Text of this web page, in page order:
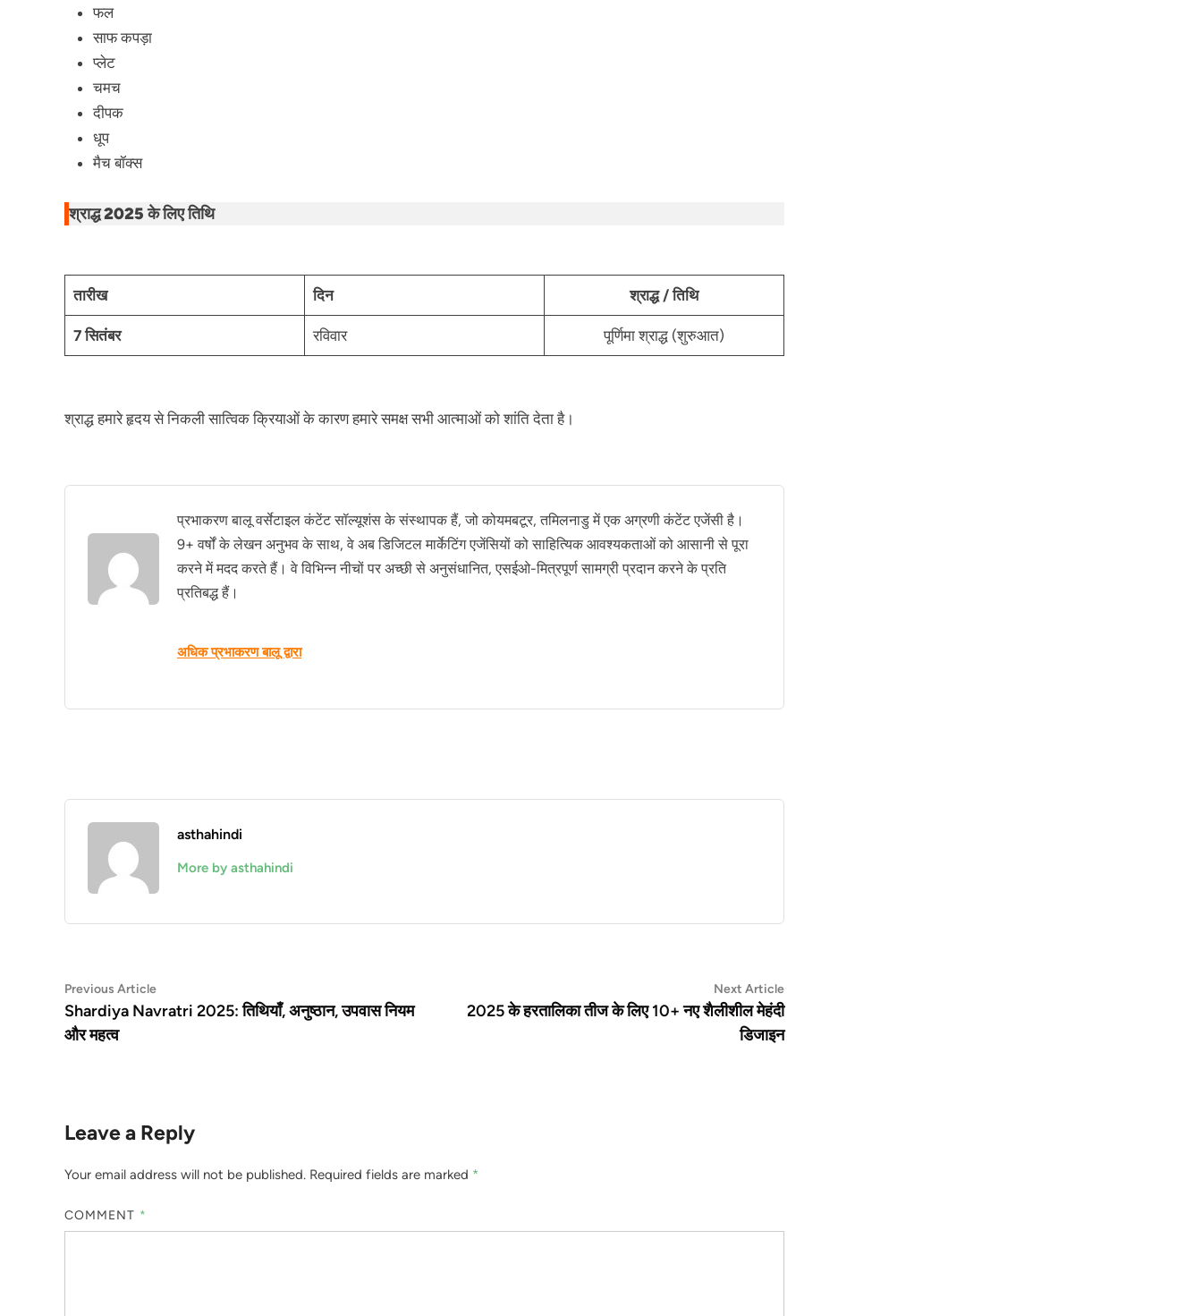
फल
साफ कपड़ा
प्लेट
चमच
दीपक
धूप
मैच बॉक्स
श्राद्ध 2025 के लिए तिथि
तारीख दिन श्राद्ध / तिथि
7 सितंबर रविवार पूर्णिमा श्राद्ध (शुरुआत)
श्राद्ध हमारे हृदय से निकली सात्विक क्रियाओं के कारण हमारे समक्ष सभी आत्माओं को शांति देता है।
प्रभाकरण बालू वर्सेटाइल कंटेंट सॉल्यूशंस के संस्थापक हैं, जो कोयमबटूर, तमिलनाडु में एक अग्रणी कंटेंट एजेंसी है।
9+ वर्षों के लेखन अनुभव के साथ, वे अब डिजिटल मार्केटिंग एजेंसियों को साहित्यिक आवश्यकताओं को आसानी से पूरा
करने में मदद करते हैं। वे विभिन्न नीचों पर अच्छी से अनुसंधानित, एसईओ-मित्रपूर्ण सामग्री प्रदान करने के प्रति
प्रतिबद्ध हैं।
अधिक प्रभाकरण बालू द्वारा
asthahindi
More by asthahindi
Post
navigation
Previous ArticlePrevious
article:
Shardiya Navratri 2025: तिथियाँ, अनुष्ठान, उपवास नियम
और महत्व
Next ArticleNext
article:
2025 के हरतालिका तीज के लिए 10+ नए शैलीशील मेहंदी
डिजाइन
Leave a Reply
Your email address will not be published. Required fields are marked *
COMMENT *